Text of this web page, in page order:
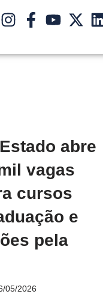
abre
vagas
cursos
e
pela
05/2026